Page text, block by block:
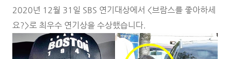
2020년 12월 31일 SBS 연기대상에서 <브람스를 좋아하세
요?>로 최우수 연기상을 수상했습니다.